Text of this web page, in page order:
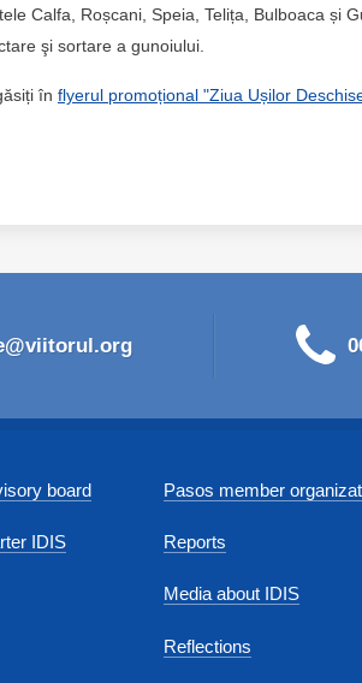
Calfa, Roșcani, Speia, Telița, Bulboaca și
şi sortare a gunoiului.
în flyerul promoțional "Ziua Ușilor
board
IDIS
Pasos member
Reports
Media about IDIS
Reflections